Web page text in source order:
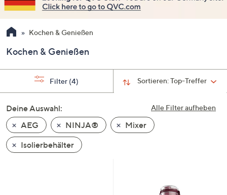
sind,
verwenden
Sie
Pfeiltasten
nach
und
nach
unten
oder
wischen
Sie
Kochen & Genießen
Kochen & Genießen
Sortieren:Top-Treffer
Filter (4)
Alle Filter aufheben
Deine Auswahl:
AEG
NINJA®
Mixer
Isolierbehälter